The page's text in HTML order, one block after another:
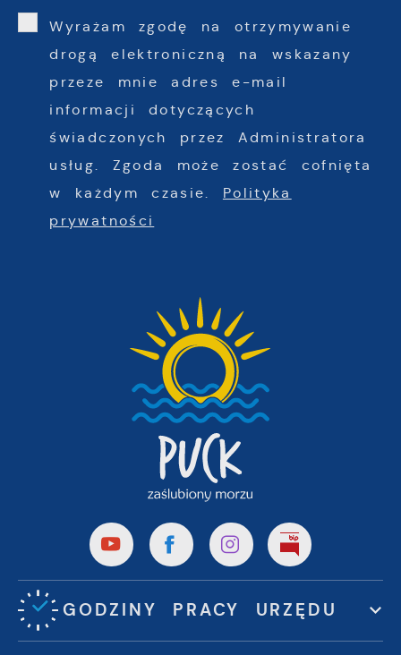
Wyrażam zgodę na otrzymywanie
drogą elektroniczną na wskazany
przeze mnie adres e-mail
informacji dotyczących
świadczonych przez Administratora
usług. Zgoda może zostać cofnięta
w każdym czasie. Polityka
prywatności
GODZINY PRACY URZĘDU